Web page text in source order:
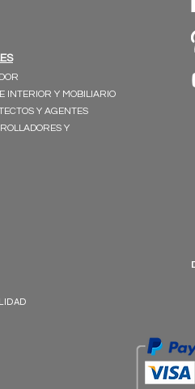
INTERIOR Y MOBILIARIO
Y AGENTES
Y